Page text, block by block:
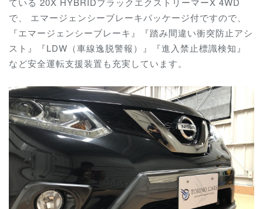
で、 エマージェンシーブレーキパッケージ付ですので、
『エマージェンシーブレーキ』『踏み間違い衝突防止アシ
スト』『LDW（車線逸脱警報）』『進入禁止標識検知』
など安全運転支援装置も充実しています。